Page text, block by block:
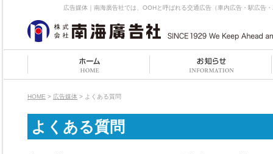
広告媒体｜南海廣告社では、OOHと呼ばれる交通広告（車内広告・駅広告
HOME > 広告媒体 > よくある質問
よくある質問